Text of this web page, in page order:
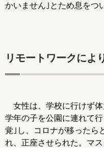
かいません｣とため息をつ
リモートワークによ
女性は、学校に行けず
学年の子を公園に連れて
覚｣し、コロナが移ったら
れ、正座させられた。マ